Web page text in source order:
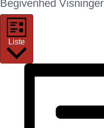
Begivenhed
Liste